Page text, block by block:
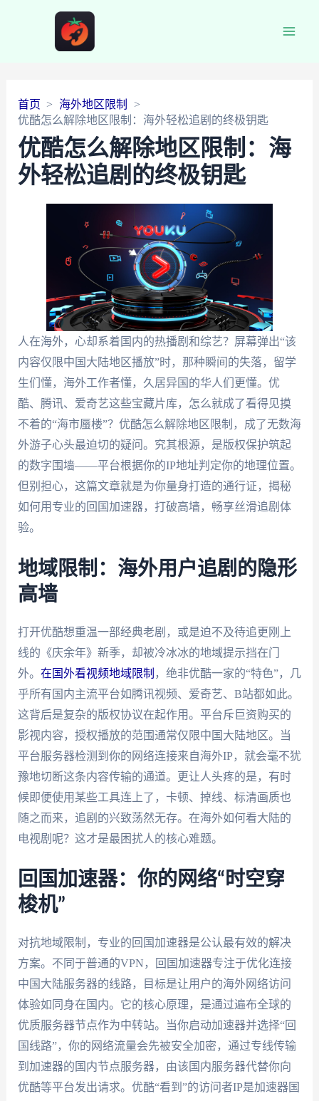
首页
海外地区限制
优酷怎么解除地区限制：海外轻松追剧的终极钥匙
优酷怎么解除地区限制：海
外轻松追剧的终极钥匙
人在海外，心却系着国内的热播剧和综艺？屏幕弹出“该
内容仅限中国大陆地区播放”时，那种瞬间的失落，留学
生们懂，海外工作者懂，久居异国的华人们更懂。优
酷、腾讯、爱奇艺这些宝藏片库，怎么就成了看得见摸
不着的“海市蜃楼”？优酷怎么解除地区限制，成了无数海
外游子心头最迫切的疑问。究其根源，是版权保护筑起
的数字围墙——平台根据你的IP地址判定你的地理位置。
但别担心，这篇文章就是为你量身打造的通行证，揭秘
如何用专业的回国加速器，打破高墙，畅享丝滑追剧体
验。
地域限制：海外用户追剧的隐形
高墙
打开优酷想重温一部经典老剧，或是迫不及待追更刚上
线的《庆余年》新季，却被冷冰冰的地域提示挡在门
外。 在国外看视频地域限制 ，绝非优酷一家的“特色”，几
乎所有国内主流平台如腾讯视频、爱奇艺、B站都如此。
这背后是复杂的版权协议在起作用。平台斥巨资购买的
影视内容，授权播放的范围通常仅限中国大陆地区。当
平台服务器检测到你的网络连接来自海外IP，就会毫不犹
豫地切断这条内容传输的通道。更让人头疼的是，有时
候即便使用某些工具连上了，卡顿、掉线、标清画质也
随之而来，追剧的兴致荡然无存。在海外如何看大陆的
电视剧呢？这才是最困扰人的核心难题。
回国加速器：你的网络“时空穿
梭机”
对抗地域限制，专业的回国加速器是公认最有效的解决
方案。不同于普通的VPN，回国加速器专注于优化连接
中国大陆服务器的线路，目标是让用户的海外网络访问
体验如同身在国内。它的核心原理，是通过遍布全球的
优质服务器节点作为中转站。当你启动加速器并选择“回
国线路”，你的网络流量会先被安全加密，通过专线传输
到加速器的国内节点服务器，由该国内服务器代替你向
优酷等平台发出请求。优酷“看到”的访问者IP是加速器国